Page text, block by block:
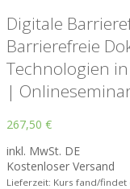
Digitale
Barrierefreie
Technologien
|
267,50 €
inkl. MwSt. DE
Kostenloser Versand
Lieferzeit: Kurs fand/